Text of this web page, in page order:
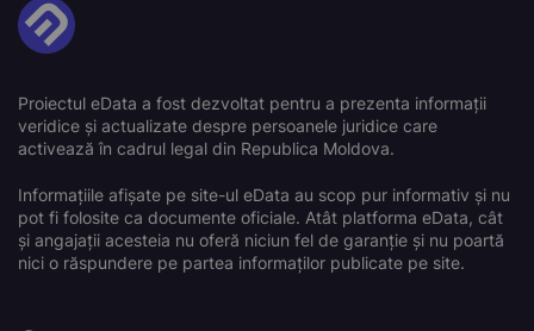
Proiectul eData a fost dezvoltat pentru a prezenta informații
veridice și actualizate despre persoanele juridice care
activează în cadrul legal din Republica Moldova.
Informațiile afișate pe site-ul eData au scop pur informativ și nu
pot fi folosite ca documente oficiale. Atât platforma eData, cât
și angajații acesteia nu oferă niciun fel de garanție și nu poartă
nici o răspundere pe partea informaților publicate pe site.